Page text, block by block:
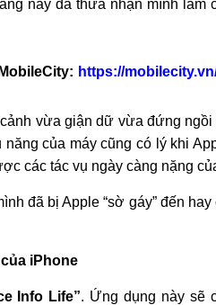
này đã thừa nhận mình làm
https://
vừa giận dữ vừa đứng
của máy cũng có lý khi
các tác vụ ngày càng nặng
đã bị Apple “sờ gáy” đến
iPhone
Info Life”. Ứng dụng này sẽ